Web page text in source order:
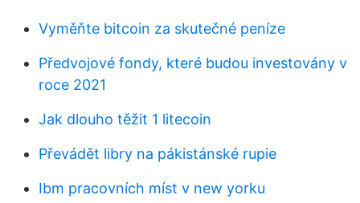
Vyměňte bitcoin za skutečné peníze
Předvojové fondy, které budou investovány v
roce 2021
Jak dlouho těžit 1 litecoin
Převádět libry na pákistánské rupie
Ibm pracovních míst v new yorku